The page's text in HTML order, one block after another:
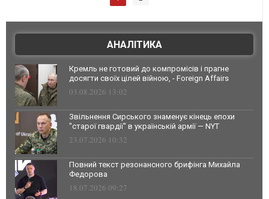
АНАЛІТИКА
Кремль не готовий до компромісів і прагне
досягти своїх цілей війною, - Foreign Affairs
03.08.2026 13:02
Звільнення Сирського знаменує кінець епохи
"старої гвардії" в українській армії — NYT
23.07.2026 10:32
Повний текст резонансного брифінга Михайла
Федорова
18.07.2026 09:27